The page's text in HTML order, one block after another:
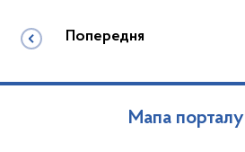
Попередня
Мапа порталу